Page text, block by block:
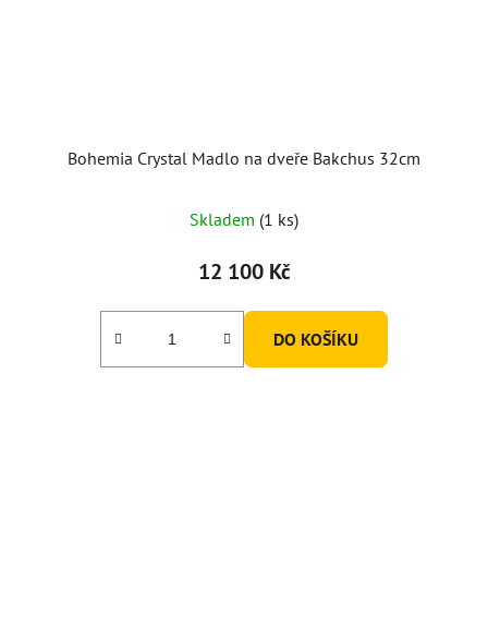
Bohemia Crystal Madlo na dveře Bakchus 32cm
Skladem (1 ks)
12 100 Kč
DO KOŠÍKU